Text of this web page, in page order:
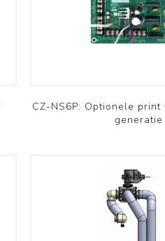
CZ-NS6P: Optionele print
generatie